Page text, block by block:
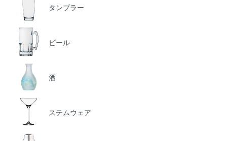
タンブラー
ビール
酒
ステムウェア